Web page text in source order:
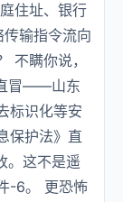
住址、银行
输指令流向
不瞒你说，
冒——山东
标识化等安
保护法》直
。这不是遥
-6。 更恐怖